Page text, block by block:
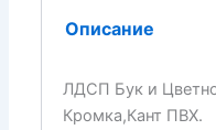
Описание
ЛДСП Бук и
Кромка,Кант ПВХ.